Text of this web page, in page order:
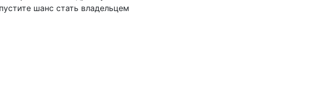
шанс стать владельцем